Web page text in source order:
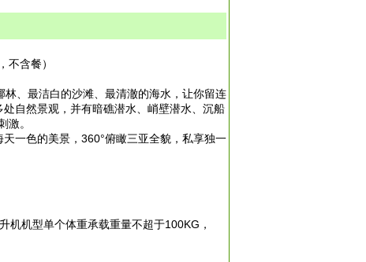
含餐）
、最洁白的沙滩、最清澈的海水，让你留连
自然景观，并有暗礁潜水、峭壁潜水、沉船
激。
一色的美景，360°俯瞰三亚全貌，私享独一
机机型单个体重承载重量不超于100KG，